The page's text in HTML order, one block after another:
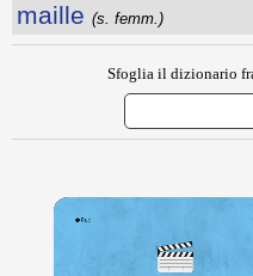
maille (s. femm.)
Sfoglia il dizionario